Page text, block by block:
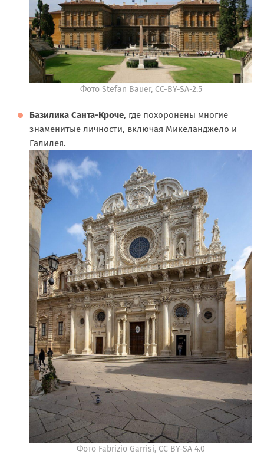
Фото Stefan Bauer, CC-BY-SA-2.5
Базилика Санта-Кроче, где похоронены многие
знаменитые личности, включая Микеланджело и
Галилея.
Фото Fabrizio Garrisi, CC BY-SA 4.0